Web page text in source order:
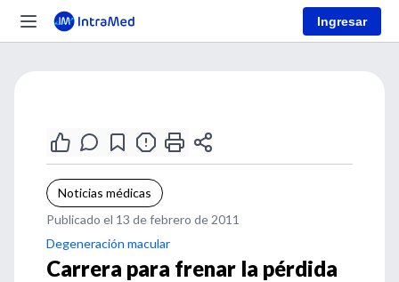
Ingresar
Noticias médicas
Publicado el 13 de febrero de 2011
Degeneración macular
Carrera para frenar la pérdida